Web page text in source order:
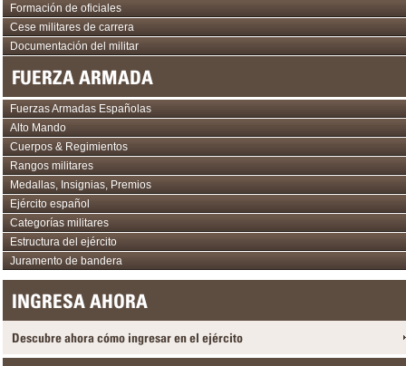
Formación de oficiales
Cese militares de carrera
Documentación del militar
FUERZA ARMADA
Fuerzas Armadas Españolas
Alto Mando
Cuerpos & Regimientos
Rangos militares
Medallas, Insignias, Premios
Ejército español
Categorías militares
Estructura del ejército
Juramento de bandera
INGRESA AHORA
Descubre ahora cómo ingresar en el ejército